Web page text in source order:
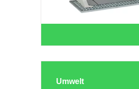
Umwelt